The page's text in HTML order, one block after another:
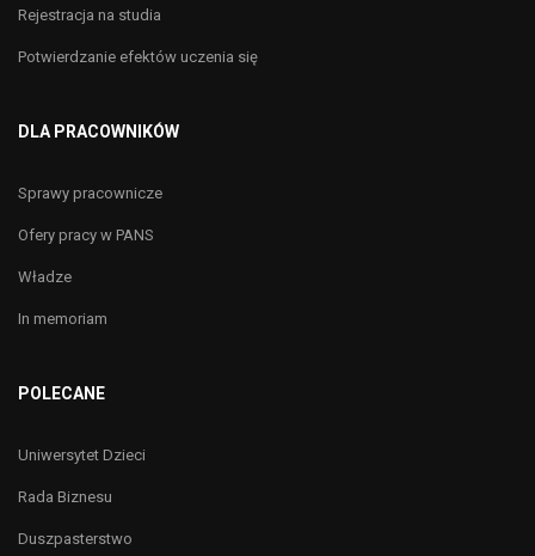
Rejestracja na studia
Potwierdzanie efektów uczenia się
DLA PRACOWNIKÓW
Sprawy pracownicze
Ofery pracy w PANS
Władze
In memoriam
POLECANE
Uniwersytet Dzieci
Rada Biznesu
Duszpasterstwo